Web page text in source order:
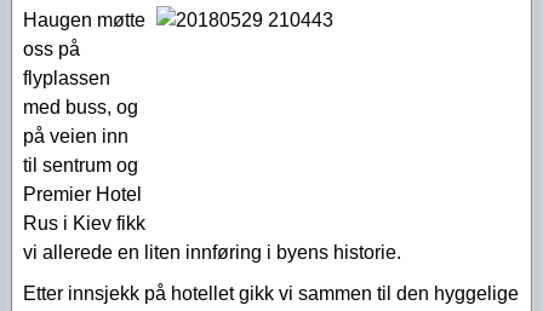
Haugen møtte
oss på
flyplassen
med buss, og
på veien inn
til sentrum og
Premier Hotel
Rus i Kiev fikk
vi allerede en liten innføring i byens historie.
Etter innsjekk på hotellet gikk vi sammen til den hyggelige